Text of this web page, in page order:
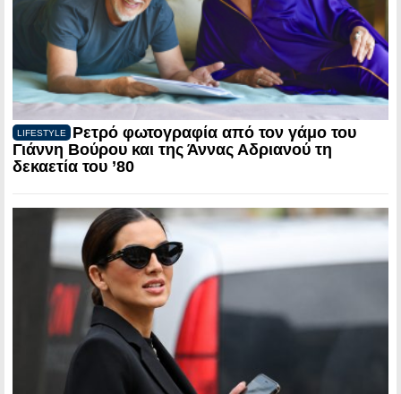
LIFESTYLE
Ρετρό φωτογραφία από τον γάμο του
Γιάννη Βούρου και της Άννας Αδριανού τη
δεκαετία του ’80